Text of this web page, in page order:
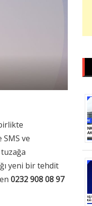
ve
yeni bir tehdit
0232 908 08 97